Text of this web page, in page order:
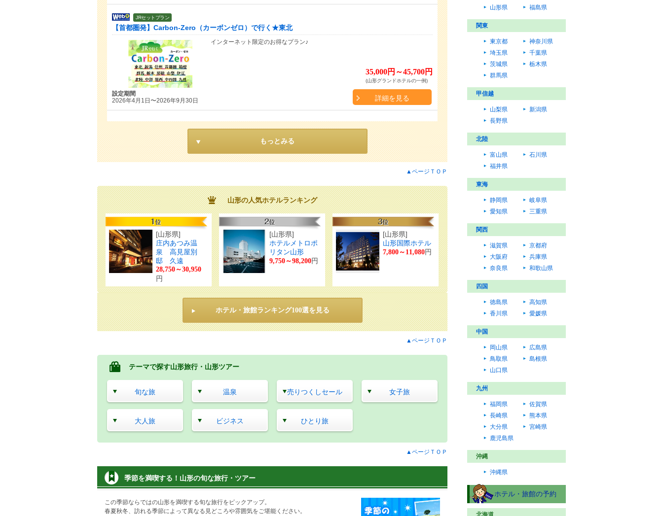
JRセットプラン
【首都圏発】Carbon-Zero（カーボンゼロ）で行く★東北
インターネット限定のお得なプラン♪
設定期間
2026年4月1日〜2026年9月30日
35,000円～45,700円
(山形グランドホテルの一例)
詳細を見る
もっとみる
▲ページＴＯＰ
山形の人気ホテルランキング
[山形県]
庄内あつみ温
泉 高見屋別
邸 久遠
28,750～30,950
円
[山形県]
ホテルメトロポ
リタン山形
9,750～98,200円
[山形県]
山形国際ホテル
7,800～11,080円
ホテル・旅館ランキング100選を見る
▲ページＴＯＰ
テーマで探す山形旅行・山形ツアー
旬な旅 温泉 売りつくしセール 女子旅
大人旅 ビジネス ひとり旅
▲ページＴＯＰ
季節を満喫する！山形の旬な旅行・ツアー
この季節ならではの山形を満喫する旬な旅行をピックアップ。
春夏秋冬、訪れる季節によって異なる見どころや雰囲気をご堪能ください。
山形県
福島県
関東
東京都
神奈川県
埼玉県
千葉県
茨城県
栃木県
群馬県
甲信越
山梨県
新潟県
長野県
北陸
富山県
石川県
福井県
東海
静岡県
岐阜県
愛知県
三重県
関西
滋賀県
京都府
大阪府
兵庫県
奈良県
和歌山県
四国
徳島県
高知県
香川県
愛媛県
中国
岡山県
広島県
鳥取県
島根県
山口県
九州
福岡県
佐賀県
長崎県
熊本県
大分県
宮崎県
鹿児島県
沖縄
沖縄県
ホテル・旅館の予約
北海道